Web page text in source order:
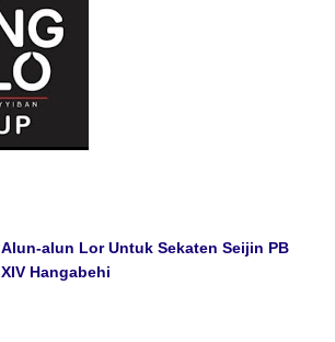
Alun-alun Lor Untuk Sekaten Seijin PB
XIV Hangabehi